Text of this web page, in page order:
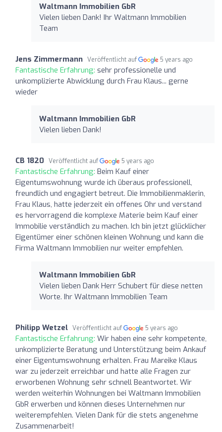
Waltmann Immobilien GbR
Vielen lieben Dank! Ihr Waltmann Immobilien
Team
Jens Zimmermann Veröffentlicht auf 5 years ago
Fantastische Erfahrung: sehr professionelle und
unkomplizierte Abwicklung durch Frau Klaus... gerne
wieder
Waltmann Immobilien GbR
Vielen lieben Dank!
CB 1820 Veröffentlicht auf 5 years ago
Fantastische Erfahrung: Beim Kauf einer
Eigentumswohnung wurde ich überaus professionell,
freundlich und engagiert betreut. Die Immobilienmaklerin,
Frau Klaus, hatte jederzeit ein offenes Ohr und verstand
es hervorragend die komplexe Materie beim Kauf einer
Immobilie verständlich zu machen. Ich bin jetzt glücklicher
Eigentümer einer schönen kleinen Wohnung und kann die
Firma Waltmann Immobilien nur weiter empfehlen.
Waltmann Immobilien GbR
Vielen lieben Dank Herr Schubert für diese netten
Worte. Ihr Waltmann Immobilien Team
Philipp Wetzel Veröffentlicht auf 5 years ago
Fantastische Erfahrung: Wir haben eine sehr kompetente,
unkomplizierte Beratung und Unterstützung beim Ankauf
einer Eigentumswohnung erhalten. Frau Mareike Klaus
war zu jederzeit erreichbar und hatte alle Fragen zur
erworbenen Wohnung sehr schnell Beantwortet. Wir
werden weiterhin Wohnungen bei Waltmann Immobilien
GbR erwerben und können dieses Unternehmen nur
weiterempfehlen. Vielen Dank für die stets angenehme
Zusammenarbeit!